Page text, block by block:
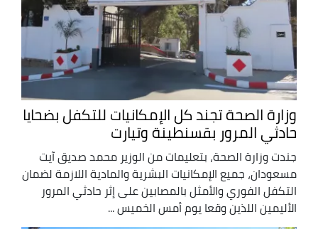
وزارة الصحة تجند كل الإمكانيات للتكفل بضحايا
حادثي المرور بقسنطينة وتيارت
جندت وزارة الصحة، بتعليمات من الوزير محمد صديق آيت
مسعودان، جميع الإمكانيات البشرية والمادية اللازمة لضمان
التكفل الفوري والأمثل بالمصابين على إثر حادثي المرور
الأليمين اللذين وقعا يوم أمس الخميس ...